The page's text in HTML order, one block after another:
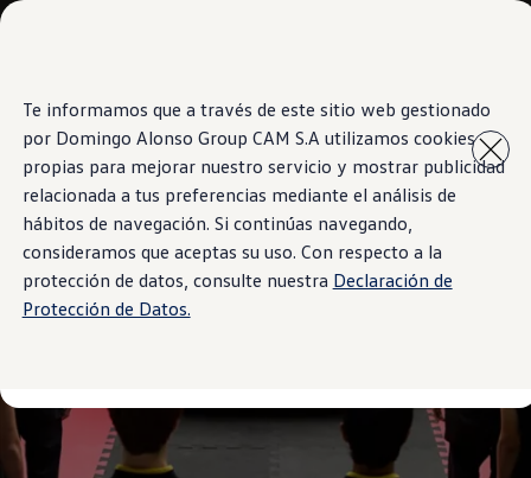
Te informamos que a través de este sitio web gestionado
por Domingo Alonso Group CAM S.A utilizamos cookies
propias para mejorar nuestro servicio y mostrar publicidad
relacionada a tus preferencias mediante el análisis de
hábitos de navegación. Si continúas navegando,
consideramos que aceptas su uso. Con respecto a la
protección de datos, consulte nuestra Declaración de
Protección de Datos.
Saltar al
contenido
principal
Saltar
a pie
página
Test Drive
Contáctanos
Marca y Experiencia
Volkswagen Panamá
Espacio Exclusivo para Prensa
Latin NCAP
Tengo un Volkswagen
Manuales Volkswagen
Takata Airbag Recall Campaign
Noticias